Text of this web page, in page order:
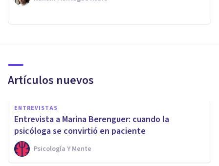
Artículos nuevos
ENTREVISTAS
Entrevista a Marina Berenguer: cuando la
psicóloga se convirtió en paciente
Psicología Y Mente